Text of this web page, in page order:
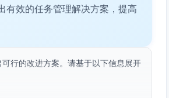
有效的任务管理解决方案，提高
行的改进方案。请基于以下信息展开